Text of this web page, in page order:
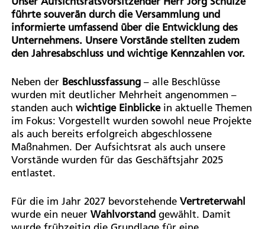
führte souverän durch die Versammlung und
informierte umfassend über die Entwicklung des
Unternehmens. Unsere Vorstände stellten zudem
den Jahresabschluss und wichtige Kennzahlen vor.
Neben der Beschlussfassung – alle Beschlüsse
wurden mit deutlicher Mehrheit angenommen –
standen auchwichtige Einblickein aktuelle Themen
im Fokus: Vorgestellt wurden sowohl neue Projekte
als auch bereits erfolgreich abgeschlossene
Maßnahmen. Der Aufsichtsrat als auch unsere
Vorstände wurden für das Geschäftsjahr 2025
entlastet.
Für die im Jahr 2027 bevorstehendeVertreterwahl
wurde ein neuerWahlvorstand gewählt. Damit